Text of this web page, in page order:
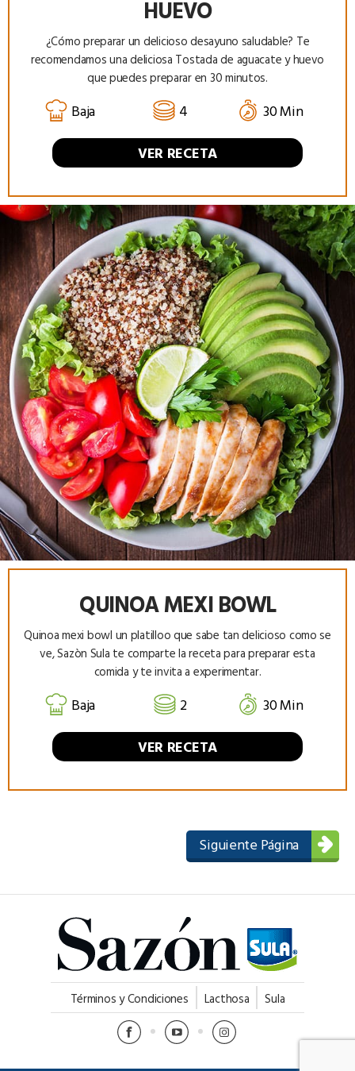
HUEVO
¿Cómo preparar un delicioso desayuno saludable? Te
recomendamos una deliciosa Tostada de aguacate y huevo
que puedes preparar en 30 minutos.
Baja 4
30 Min
VER RECETA
QUINOA MEXI BOWL
Quinoa mexi bowl un platilloo que sabe tan delicioso como se
ve, Sazòn Sula te comparte la receta para preparar esta
comida y te invita a experimentar.
Baja 2
30 Min
VER RECETA
Siguiente Página
Términos y Condiciones Lacthosa Sula